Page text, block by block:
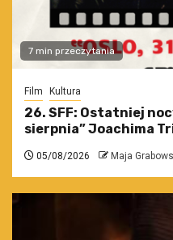
7 min przeczytania
Film Kultura
26. SFF: Ostatniej
sierpnia” Joachima
05/08/2026 Maja